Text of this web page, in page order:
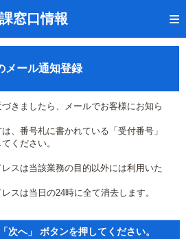
窓口情報
認
登録
メール通知登録
きましたら、メールでお客様にお知ら
、番号札に書かれている「受付番号」
ください。
スは当該業務の目的以外には利用いた
スは当日の24時に全て消去します。
次へ」 ボタンを押してください。